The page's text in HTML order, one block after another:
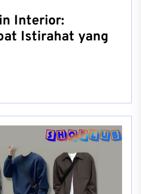
Interior:
Istirahat yang